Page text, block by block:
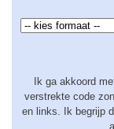
Ik ga akkoord
verstrekte code
en links. Ik begrijp